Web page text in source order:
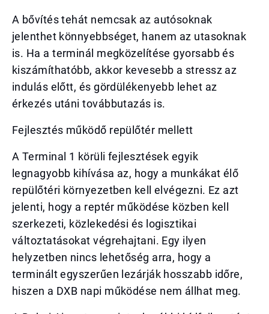
A bővítés tehát nemcsak az autósoknak
jelenthet könnyebbséget, hanem az utasoknak
is. Ha a terminál megközelítése gyorsabb és
kiszámíthatóbb, akkor kevesebb a stressz az
indulás előtt, és gördülékenyebb lehet az
érkezés utáni továbbutazás is.
Fejlesztés működő repülőtér mellett
A Terminal 1 körüli fejlesztések egyik
legnagyobb kihívása az, hogy a munkákat élő
repülőtéri környezetben kell elvégezni. Ez azt
jelenti, hogy a reptér működése közben kell
szerkezeti, közlekedési és logisztikai
változtatásokat végrehajtani. Egy ilyen
helyzetben nincs lehetőség arra, hogy a
terminált egyszerűen lezárják hosszabb időre,
hiszen a DXB napi működése nem állhat meg.